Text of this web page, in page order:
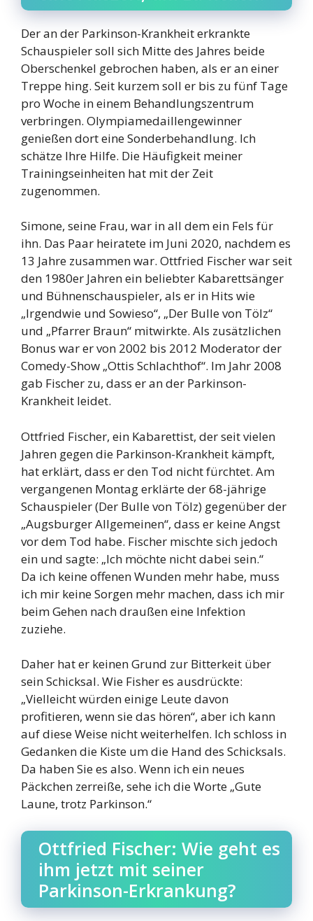
Der an der Parkinson-Krankheit erkrankte
Schauspieler soll sich Mitte des Jahres beide
Oberschenkel gebrochen haben, als er an einer
Treppe hing. Seit kurzem soll er bis zu fünf Tage
pro Woche in einem Behandlungszentrum
verbringen. Olympiamedaillengewinner
genießen dort eine Sonderbehandlung. Ich
schätze Ihre Hilfe. Die Häufigkeit meiner
Trainingseinheiten hat mit der Zeit
zugenommen.
Simone, seine Frau, war in all dem ein Fels für
ihn. Das Paar heiratete im Juni 2020, nachdem es
13 Jahre zusammen war. Ottfried Fischer war seit
den 1980er Jahren ein beliebter Kabarettsänger
und Bühnenschauspieler, als er in Hits wie
„Irgendwie und Sowieso“, „Der Bulle von Tölz“
und „Pfarrer Braun“ mitwirkte. Als zusätzlichen
Bonus war er von 2002 bis 2012 Moderator der
Comedy-Show „Ottis Schlachthof“. Im Jahr 2008
gab Fischer zu, dass er an der Parkinson-
Krankheit leidet.
Ottfried Fischer, ein Kabarettist, der seit vielen
Jahren gegen die Parkinson-Krankheit kämpft,
hat erklärt, dass er den Tod nicht fürchtet. Am
vergangenen Montag erklärte der 68-jährige
Schauspieler (Der Bulle von Tölz) gegenüber der
„Augsburger Allgemeinen“, dass er keine Angst
vor dem Tod habe. Fischer mischte sich jedoch
ein und sagte: „Ich möchte nicht dabei sein.“
Da ich keine offenen Wunden mehr habe, muss
ich mir keine Sorgen mehr machen, dass ich mir
beim Gehen nach draußen eine Infektion
zuziehe.
Daher hat er keinen Grund zur Bitterkeit über
sein Schicksal. Wie Fisher es ausdrückte:
„Vielleicht würden einige Leute davon
profitieren, wenn sie das hören“, aber ich kann
auf diese Weise nicht weiterhelfen. Ich schloss in
Gedanken die Kiste um die Hand des Schicksals.
Da haben Sie es also. Wenn ich ein neues
Päckchen zerreiße, sehe ich die Worte „Gute
Laune, trotz Parkinson.“
Ottfried Fischer: Wie geht es
ihm jetzt mit seiner
Parkinson-Erkrankung?